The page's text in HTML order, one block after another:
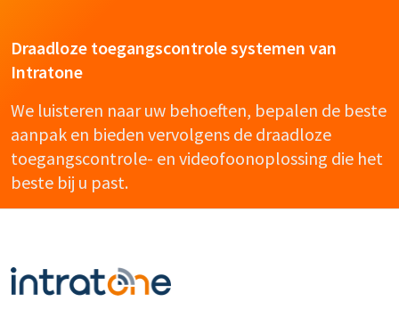
Draadloze toegangscontrole systemen van
Intratone
We luisteren naar uw behoeften, bepalen de beste
aanpak en bieden vervolgens de draadloze
toegangscontrole- en videofoonoplossing die het
beste bij u past.